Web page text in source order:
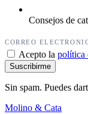
Consejos de
CORREO
Acepto la política
Sin spam. Puedes
Molino & Cata